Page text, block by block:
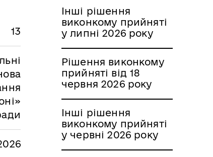
13
Інші рішення
виконкому прийняті
у липні 2026 року
Рішення виконкому
прийняті від 18
червня 2026 року
Інші рішення
виконкому прийняті
у червні 2026 року